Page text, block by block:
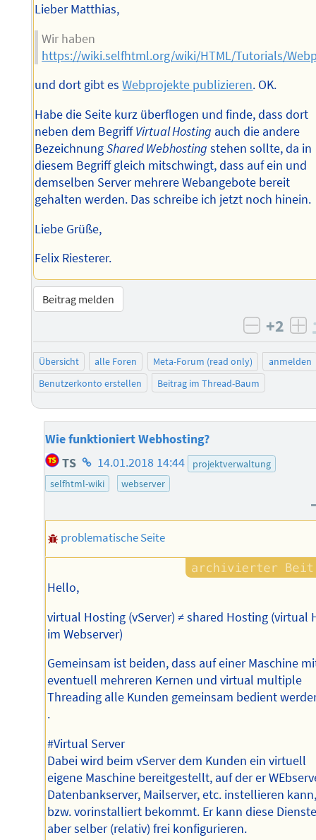
Lieber Matthias,
Wir haben
https://wiki.selfhtml.org/wiki/HTML/Tutorials/
und dort gibt esWebprojekte publizieren. OK.
Habe die Seite kurz überflogen und finde, dass dort
neben dem BegriffVirtual Hosting auch die andere
BezeichnungShared Webhosting stehen sollte, da in
diesem Begriff gleich mitschwingt, dass auf ein und
demselben Server mehrere Webangebote bereit
gehalten werden. Das schreibe ich jetzt noch hinein.
Liebe Grüße,
Felix Riesterer.
Beitrag melden
negativ
+2
Übersicht alle Foren Meta-Forum (read only)
anmelden
Benutzerkonto erstellen
Beitrag im Thread-Baum
Wie funktioniert Webhosting?
TS Homepage
des
14.01.2018 14:44
projektverwaltung
selfhtml-wiki
webserver
problematische Seite
Hello,
virtual Hosting (vServer) ≠ shared Hosting (virtual
im Webserver)
Gemeinsam ist beiden, dass auf einer Maschine
eventuell mehreren Kernen und virtual multiple
Threading alle Kunden gemeinsam bedient
.
#Virtual Server
Dabei wird beim vServer dem Kunden ein virtuell
eigene Maschine bereitgestellt, auf der er
Datenbankserver, Mailserver, etc. instellieren
bzw. vorinstalliert bekommt. Er kann diese
aber selber (relativ) frei konfigurieren.